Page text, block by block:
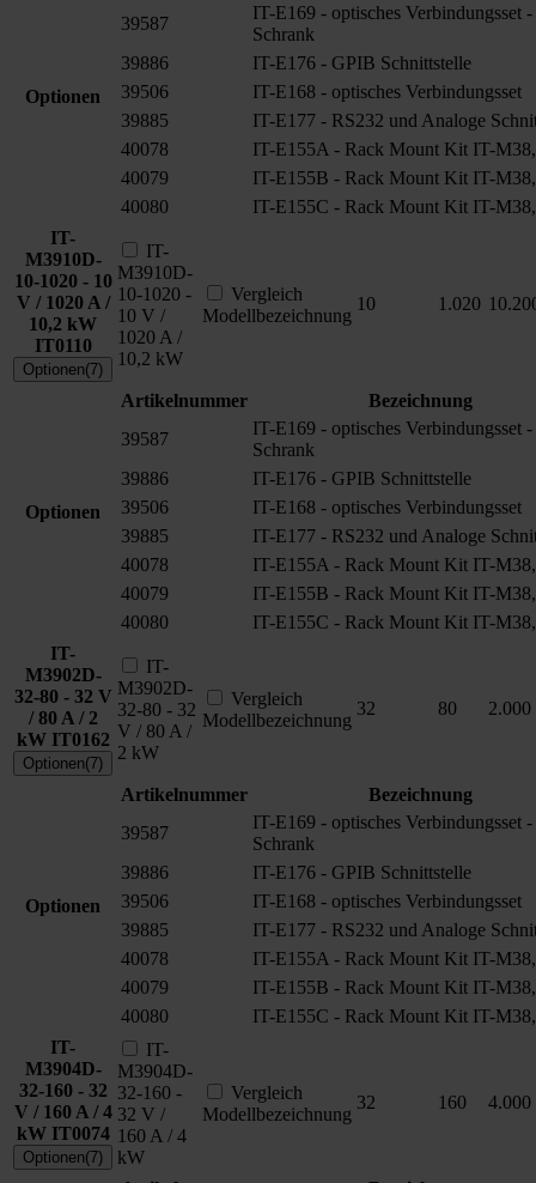
Optionen
39587
IT-E169 - optisches Verbindungsset -
Schrank
39886
IT-E176 - GPIB Schnittstelle
39506
IT-E168 - optisches Verbindungsset
39885
IT-E177 - RS232 und Analoge
40078
IT-E155A - Rack Mount Kit IT-
40079
IT-E155B - Rack Mount Kit IT-
40080
IT-E155C - Rack Mount Kit IT-
IT-
M3910D-
10-1020 - 10
V / 1020 A /
10,2 kW
IT0110
Optionen(7)
IT-
M3910D-
10-1020 -
10 V /
1020 A /
10,2 kW
Vergleich
Modellbezeichnung
10 1.020
Optionen
Artikelnummer
Bezeichnung
39587
IT-E169 - optisches Verbindungsset -
Schrank
39886
IT-E176 - GPIB Schnittstelle
39506
IT-E168 - optisches Verbindungsset
39885
IT-E177 - RS232 und Analoge
40078
IT-E155A - Rack Mount Kit IT-
40079
IT-E155B - Rack Mount Kit IT-
40080
IT-E155C - Rack Mount Kit IT-
IT-
M3902D-
32-80 - 32 V
/ 80 A / 2
kW IT0162
Optionen(7)
IT-
M3902D-
32-80 - 32
V / 80 A /
2 kW
Vergleich
Modellbezeichnung
32 80 2.000
Optionen
Artikelnummer
Bezeichnung
39587
IT-E169 - optisches Verbindungsset -
Schrank
39886
IT-E176 - GPIB Schnittstelle
39506
IT-E168 - optisches Verbindungsset
39885
IT-E177 - RS232 und Analoge
40078
IT-E155A - Rack Mount Kit IT-
40079
IT-E155B - Rack Mount Kit IT-
40080
IT-E155C - Rack Mount Kit IT-
IT-
M3904D-
32-160 - 32
V / 160 A / 4
kW IT0074
Optionen(7)
IT-
M3904D-
32-160 -
32 V /
160 A / 4
kW
Vergleich
Modellbezeichnung
32 160 4.000